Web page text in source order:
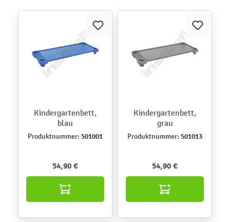
Kindergartenbett,
blau
Produktnummer: 501001
54,90 €
Kindergartenbett,
grau
Produktnummer: 501013
54,90 €